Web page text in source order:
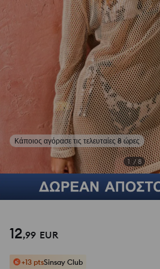
Κάποιος αγόρασε τις τελευταίες 8 ώρες
1 /8
12,99 EUR
+13 ptsSinsay Club